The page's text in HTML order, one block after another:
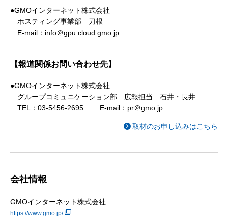
●GMOインターネット株式会社
ホスティング事業部 刀根
E-mail：info＠gpu.cloud.gmo.jp
【報道関係お問い合わせ先】
●GMOインターネット株式会社
グループコミュニケーション部 広報担当 石井・長井
TEL：03-5456-2695 E-mail：pr＠gmo.jp
取材のお申し込みはこちら
会社情報
GMOインターネット株式会社
https://www.gmo.jp/